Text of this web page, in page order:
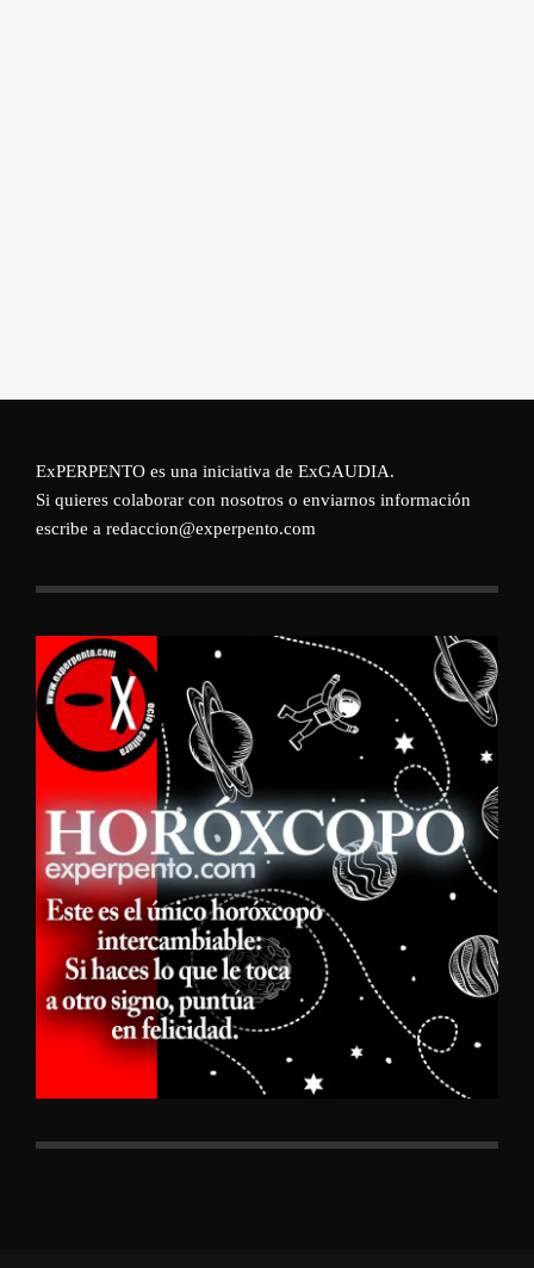
ExPERPENTO es una iniciativa de ExGAUDIA.
Si quieres colaborar con nosotros o enviarnos información
escribe a redaccion@experpento.com